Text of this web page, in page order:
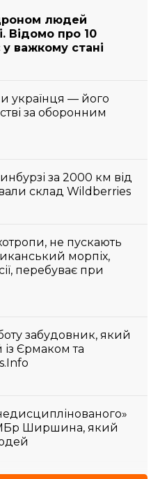
людей
Відомо про 10
важкому стані
українця — його
за оборонним
за 2000 км від
склад Wildberries
не пускають
морпіх,
перебуває при
забудовник, який
Єрмаком та
Ширшина, який